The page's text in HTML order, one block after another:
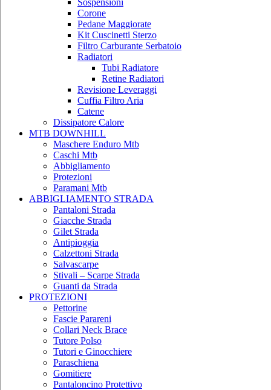
Corone
Pedane Maggiorate
Kit Cuscinetti Sterzo
Filtro Carburante Serbatoio
Radiatori
Tubi Radiatore
Retine Radiatori
Revisione Leveraggi
Cuffia Filtro Aria
Catene
Dissipatore Calore
MTB DOWNHILL
Maschere Enduro Mtb
Caschi Mtb
Abbigliamento
Protezioni
Paramani Mtb
ABBIGLIAMENTO STRADA
Pantaloni Strada
Giacche Strada
Gilet Strada
Antipioggia
Calzettoni Strada
Salvascarpe
Stivali – Scarpe Strada
Guanti da Strada
PROTEZIONI
Pettorine
Fascie Parareni
Collari Neck Brace
Tutore Polso
Tutori e Ginocchiere
Paraschiena
Gomitiere
Pantaloncino Protettivo